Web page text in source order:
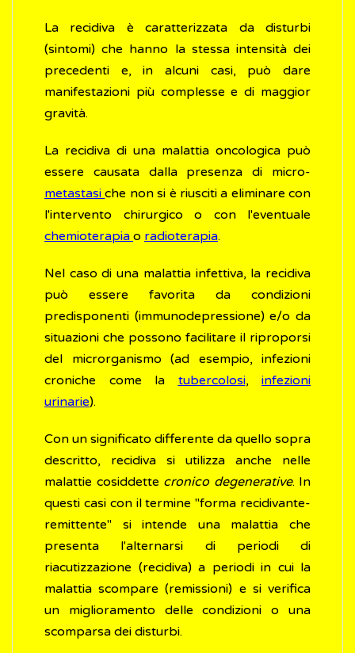
La recidiva è caratterizzata da disturbi
(sintomi) che hanno la stessa intensità dei
precedenti e, in alcuni casi, può dare
manifestazioni più complesse e di maggior
gravità.
La recidiva di una malattia oncologica può
essere causata dalla presenza di micro-
metastasiche non si è riusciti a eliminare con
l'intervento chirurgico o con l'eventuale
chemioterapia o radioterapia.
Nel caso di una malattia infettiva, la recidiva
può essere favorita da condizioni
predisponenti (immunodepressione) e/o da
situazioni che possono facilitare il riproporsi
del microrganismo (ad esempio, infezioni
croniche come la tubercolosi, infezioni
urinarie).
Con un significato differente da quello sopra
descritto, recidiva si utilizza anche nelle
malattie cosiddette cronico degenerative. In
questi casi con il termine "forma recidivante-
remittente" si intende una malattia che
presenta l'alternarsi di periodi di
riacutizzazione (recidiva) a periodi in cui la
malattia scompare (remissioni) e si verifica
un miglioramento delle condizioni o una
scomparsa dei disturbi.